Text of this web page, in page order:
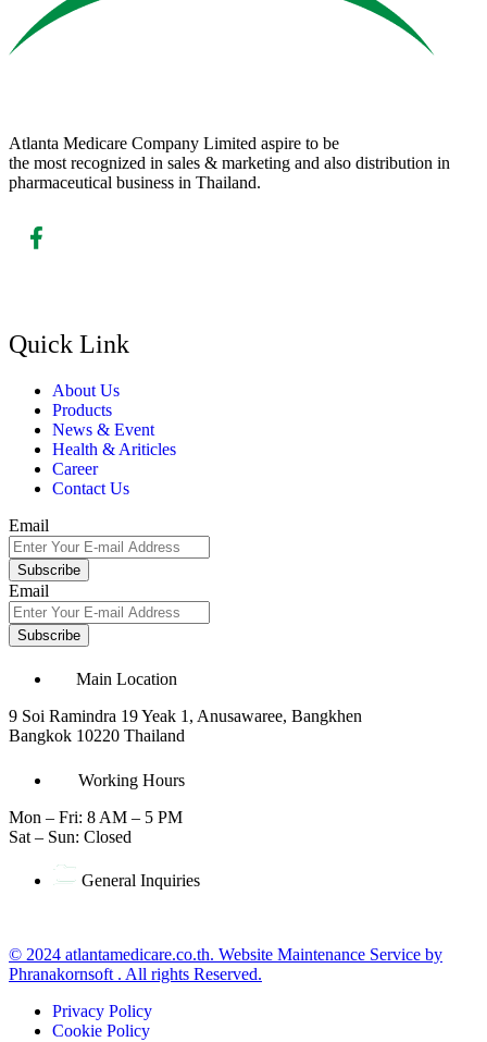
Atlanta Medicare Company Limited aspire to be
the most recognized in sales & marketing and also distribution in
pharmaceutical business in Thailand.
Quick Link
About Us
Products
News & Event
Health & Ariticles
Career
Contact Us
Email
Subscribe
Email
Subscribe
Main Location
9 Soi Ramindra 19 Yeak 1, Anusawaree, Bangkhen
Bangkok 10220 Thailand
Working Hours
Mon – Fri: 8 AM – 5 PM
Sat – Sun: Closed
General Inquiries
© 2024 atlantamedicare.co.th. Website Maintenance Service by
Phranakornsoft . All rights Reserved.
Privacy Policy
Cookie Policy